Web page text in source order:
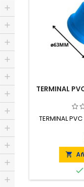
Toggle
Toggle
TERMINAL
TERMINAL

